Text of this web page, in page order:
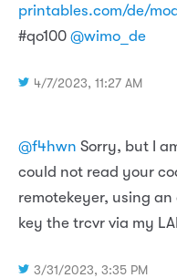
printables.com/de/
#qo100 @wimo_de
4/7/2023, 11:27 AM
@f4hwn Sorry, but I
could not read your
remotekeyer, using
key the trcvr via my
3/31/2023, 3:35 PM